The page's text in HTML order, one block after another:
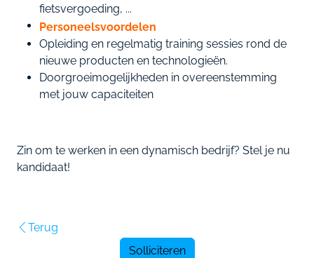
fietsvergoeding, ...
Personeelsvoordelen
Opleiding en regelmatig training sessies rond de
nieuwe producten en technologieën.
Doorgroeimogelijkheden in overeenstemming
met jouw capaciteiten
Zin om te werken in een dynamisch bedrijf? Stel je nu
kandidaat!
Terug
Solliciteren